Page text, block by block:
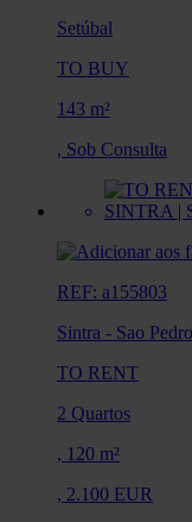
Setúbal
TO BUY
143 m²
, Sob Consulta
REF: a155803
Sintra - Sao
TO RENT
2 Quartos
, 120 m²
, 2.100 EUR